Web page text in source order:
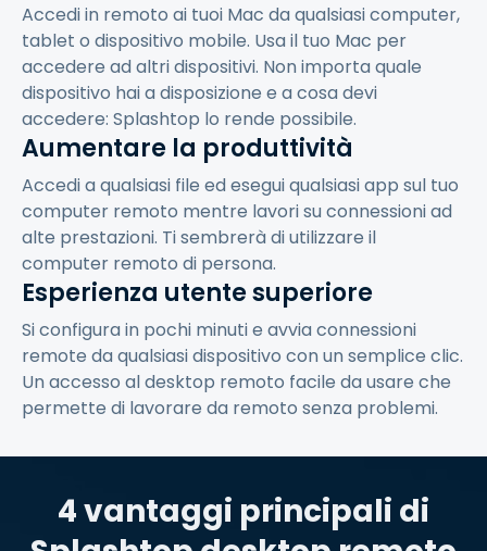
Accedi in remoto ai tuoi Mac da qualsiasi computer,
tablet o dispositivo mobile. Usa il tuo Mac per
accedere ad altri dispositivi. Non importa quale
dispositivo hai a disposizione e a cosa devi
accedere: Splashtop lo rende possibile.
Aumentare la produttività
Accedi a qualsiasi file ed esegui qualsiasi app sul tuo
computer remoto mentre lavori su connessioni ad
alte prestazioni. Ti sembrerà di utilizzare il
computer remoto di persona.
Esperienza utente superiore
Si configura in pochi minuti e avvia connessioni
remote da qualsiasi dispositivo con un semplice clic.
Un accesso al desktop remoto facile da usare che
permette di lavorare da remoto senza problemi.
4 vantaggi principali di